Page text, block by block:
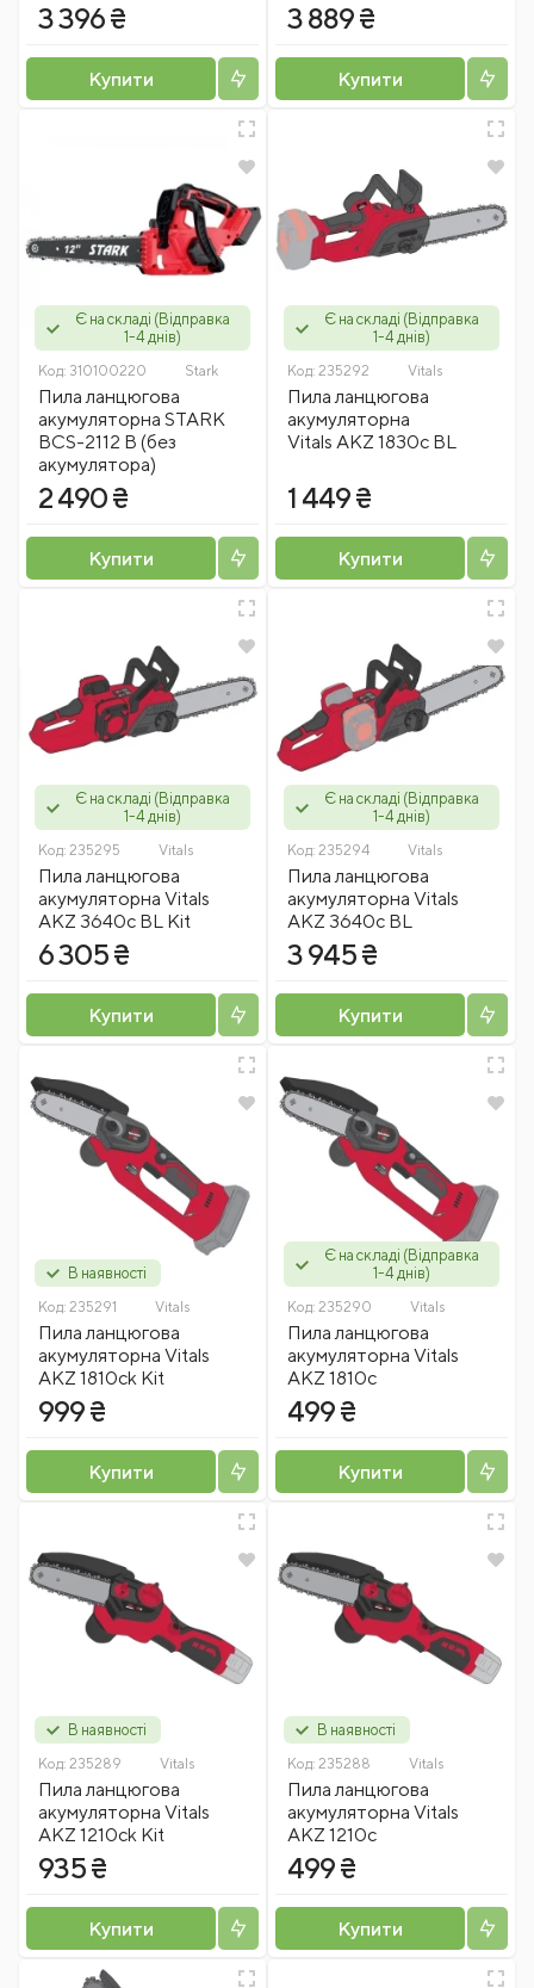
3 396 ₴
Купити
3 889 ₴
Купити
Є на складі (Відправка
1-4 днів)
Код: 310100220 Stark
Пила ланцюгова
акумуляторна STARK
BCS-2112 B (без
акумулятора)
2 490 ₴
Купити
Є на складі (Відправка
1-4 днів)
Код: 235292 Vitals
Пила ланцюгова
акумуляторна
Vitals AKZ 1830c BL
1 449 ₴
Купити
Є на складі (Відправка
1-4 днів)
Код: 235295 Vitals
Пила ланцюгова
акумуляторна Vitals
AKZ 3640c BL Kit
6 305 ₴
Купити
Є на складі (Відправка
1-4 днів)
Код: 235294 Vitals
Пила ланцюгова
акумуляторна Vitals
AKZ 3640c BL
3 945 ₴
Купити
В наявності
Код: 235291 Vitals
Пила ланцюгова
акумуляторна Vitals
AKZ 1810ck Kit
999 ₴
Купити
Є на складі (Відправка
1-4 днів)
Код: 235290 Vitals
Пила ланцюгова
акумуляторна Vitals
AKZ 1810c
499 ₴
Купити
В наявності
Код: 235289 Vitals
Пила ланцюгова
акумуляторна Vitals
AKZ 1210ck Kit
935 ₴
Купити
В наявності
Код: 235288 Vitals
Пила ланцюгова
акумуляторна Vitals
AKZ 1210c
499 ₴
Купити